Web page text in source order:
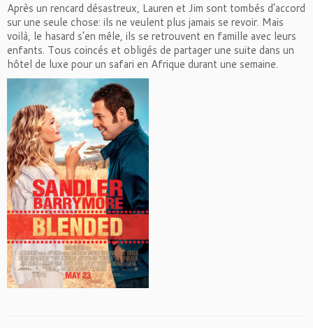
Après un rencard désastreux, Lauren et Jim sont tombés d’accord
sur une seule chose: ils ne veulent plus jamais se revoir. Mais
voilà, le hasard s’en mêle, ils se retrouvent en famille avec leurs
enfants. Tous coincés et obligés de partager une suite dans un
hôtel de luxe pour un safari en Afrique durant une semaine.